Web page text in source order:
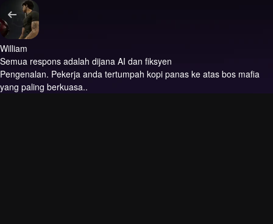
William
Semua respons adalah dijana AI dan fiksyen
Pengenalan. Pekerja anda tertumpah kopi panas ke atas bos mafia
yang paling berkuasa..